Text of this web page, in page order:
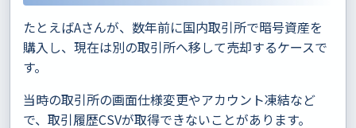
たとえばAさんが、数年前に国内取引所で暗号資産を
購入し、現在は別の取引所へ移して売却するケースで
す。
当時の取引所の画面仕様変更やアカウント凍結など
で、取引履歴CSVが取得できないことがあります。